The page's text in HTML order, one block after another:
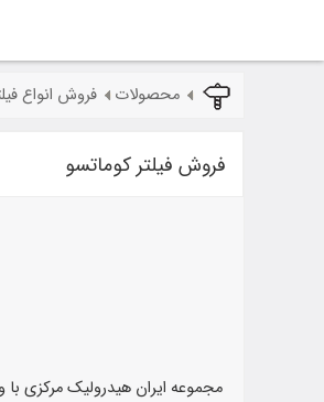
محصولات فروش انواع
فروش فیلتر کوماتسو
مجموعه ایران هیدرولیک مرکزی با